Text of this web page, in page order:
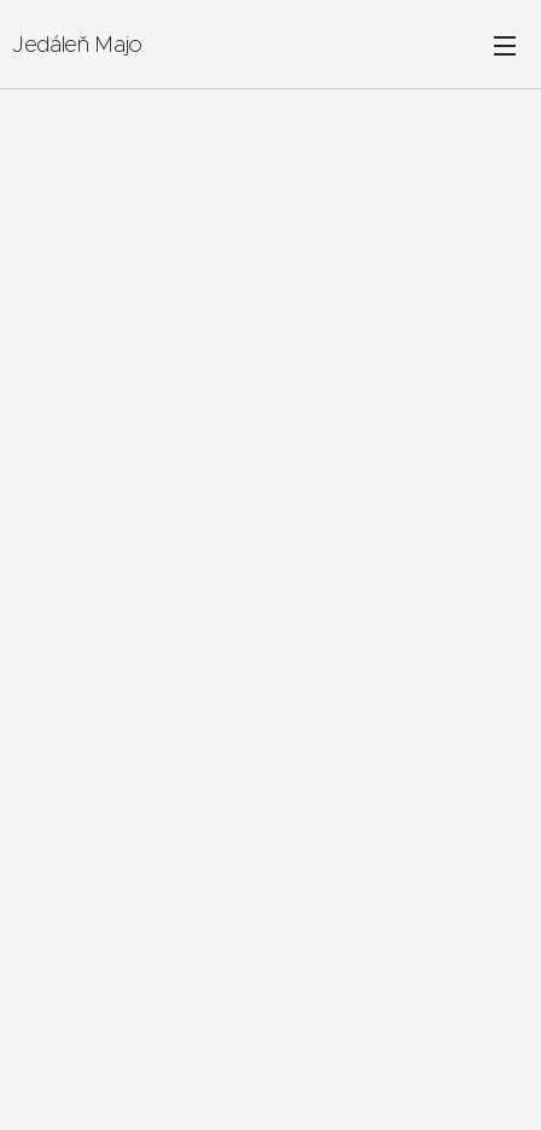
Jedáleň Majo